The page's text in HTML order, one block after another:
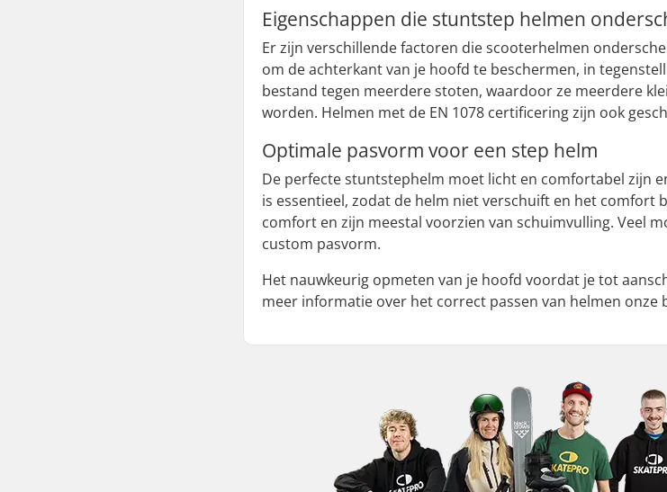
Eigenschappen die stuntstep helmen
Er zijn verschillende factoren die scooterhelmen
om de achterkant van je hoofd te beschermen, in
bestand tegen meerdere stoten, waardoor ze meerdere
worden. Helmen met de EN 1078 certificering zijn ook
Optimale pasvorm voor een step helm
De perfecte stuntstephelm moet licht en comfortabel zijn
is essentieel, zodat de helm niet verschuift en het
comfort en zijn meestal voorzien van schuimvulling. Veel
custom pasvorm.
Het nauwkeurig opmeten van je hoofd voordat je tot
meer informatie over het correct passen van helmen onze